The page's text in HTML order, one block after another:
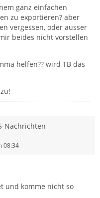
ganz einfachen
zu exportieren? aber
vergessen, oder ausser
beides nicht vorstellen
helfen?? wird TB das
Nachrichten
08:34
und komme nicht so